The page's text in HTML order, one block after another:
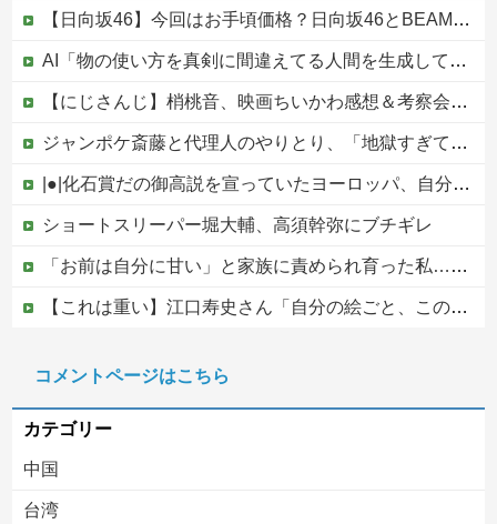
【日向坂46】今回はお手頃価格？日向坂46とBEAMSのコラボが決定！！
AI「物の使い方を真剣に間違えてる人間を生成してみたｗｗｗｗ」
【にじさんじ】梢桃音、映画ちいかわ感想＆考察会＆平和的解決RTA！なんか道徳の授業みたい他
ジャンポケ斎藤と代理人のやりとり、「地獄すぎて完全にコントになってる……」と衝撃を受ける人が続出中
|●|化石賞だの御高説を宣っていたヨーロッパ、自分が猛暑に襲われると為すすべべもなくダメージを受けてしまい……
ショートスリーパー堀大輔、高須幹弥にブチギレ
「お前は自分に甘い」と家族に責められ育った私…３０歳の時、真夏に重度の熱中症で救急搬送された結果→会社の人たちから叩きつけられた「衝撃の事実」に絶句
【これは重い】江口寿史さん「自分の絵ごと、このジャンルはそろそろ終わりかな」
【移民政策反対】イオンの売り場で唐揚げを食う中国人の子供
コメントページはこちら
カテゴリー
中国
台湾